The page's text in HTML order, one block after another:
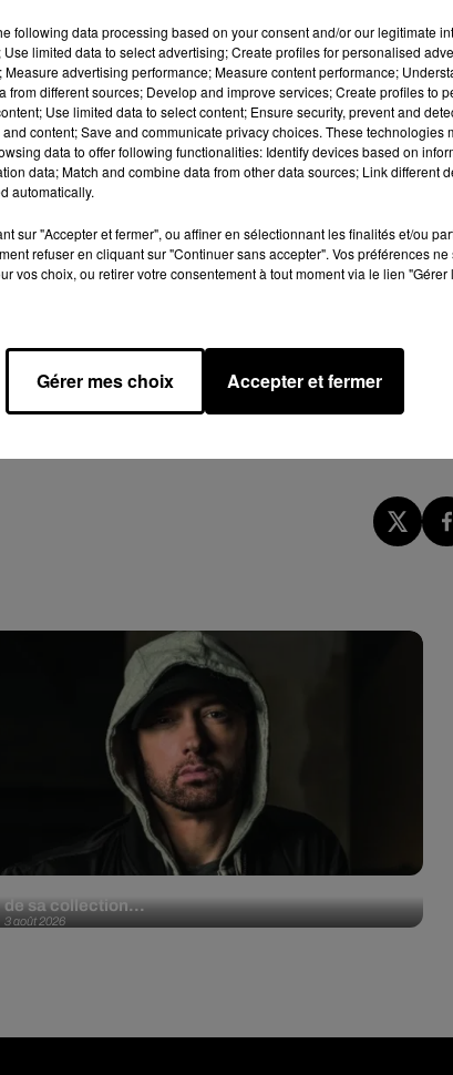
santé : s
elon ce physiothérapeute, ils augmenteraient le
? A priori aucun. Ces massages d'un nouveau
À tester, donc !
3 août 2026
de sa collection...
following data processing based on your consent and/or our legitimate
limited data to select advertising; Create profiles for personalised
advertising performance; Measure content performance;
from different sources; Develop and improve services; Create profiles to
Use limited data to select content; Ensure security, prevent and
content; Save and communicate privacy choices. These technologies
data to offer following functionalities: Identify devices based on
data; Match and combine data from other data sources; Link different
automatically.
sur "Accepter et fermer", ou affiner en sélectionnant les finalités et/ou
refuser en cliquant sur "Continuer sans accepter". Vos préférences
vos choix, ou retirer votre consentement à tout moment via le lien
Gérer mes choix Accepter et fermer